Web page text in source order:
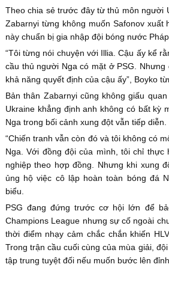
Theo chia sẻ trước đây từ thủ môn người
Zabarnyi từng không muốn Safonov xuất
này chuẩn bị gia nhập đội bóng nước
“Tôi từng nói chuyện với Illia. Cậu ấy kể
cầu thủ người Nga có mặt ở PSG.
khả năng quyết định của cậu ấy”, Boyko
Bản thân Zabarnyi cũng không giấu
Ukraine khẳng định anh không có bất kỳ
Nga trong bối cảnh xung đột vẫn tiếp diễn.
“Chiến tranh vẫn còn đó và tôi không có
Nga. Với đồng đội của mình, tôi chỉ thực
nghiệp theo hợp đồng. Nhưng khi xung
ủng hộ việc cô lập hoàn toàn bóng đá
biểu.
PSG đang đứng trước cơ hội lớn để
Champions League nhưng sự cố ngoài
thời điểm nhạy cảm chắc chắn khiến
Trong trận cầu cuối cùng của mùa giải,
tập trung tuyệt đối nếu muốn bước lên